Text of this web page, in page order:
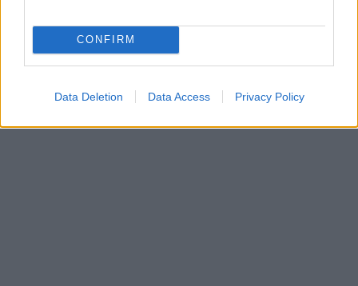
CONFIRM
Data Deletion Data Access Privacy Policy